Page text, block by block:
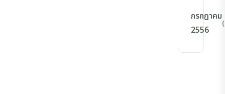
กรกฎาคม
2556